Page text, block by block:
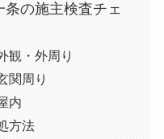
条の施主検査チェ
観・外周り
関周り
内
方法